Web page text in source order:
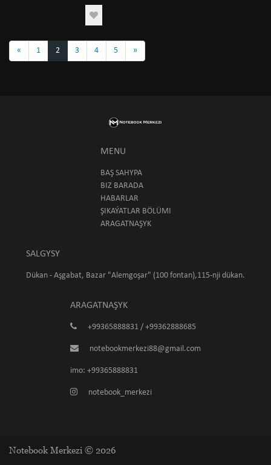
« 1 2 3 4 5 »
MENU
BAŞ SAHYPA
BIZ BARADA
HABARLAR
ŞIKAÝATLAR BÖLÜMI
ARAGATNAŞYK
SALGYSY
Dükan - Aşgabat, Bazar "Alemgoşar" (100 fontan),115-nji dükan.
ARAGATNAŞYK
+99365888831 / +99362888685
notebookmerkezi88@gmail.com
imo: +99365888831
notebook_merkezi
Notebook Merkezi © 2026